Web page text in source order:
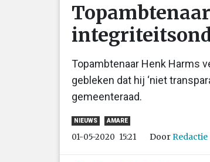
Topambtenaar Henk Harms
gebleken dat hij ‘niet
gemeenteraad.
NIEUWS AMARE
01-05-2020 15:21 Door Redactie